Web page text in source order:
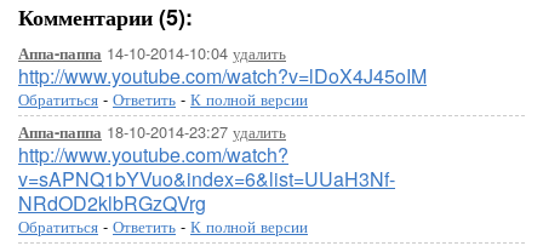
Комментарии (5):
Аппа-паппа 14-10-2014-10:04 удалить
http://www.youtube.com/watch?v=lDoX4J45oIM
Обратиться - Ответить - К полной версии
Аппа-паппа 18-10-2014-23:27 удалить
http://www.youtube.com/watch?
v=sAPNQ1bYVuo&index=6&list=UUaH3Nf-
NRdOD2klbRGzQVrg
Обратиться - Ответить - К полной версии